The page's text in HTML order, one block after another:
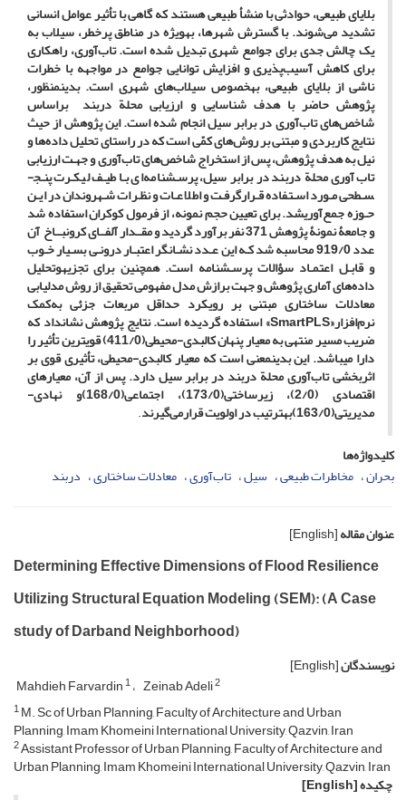
بلایای طبیعی، حوادثی با منشأ طبیعی هستند که گاهی با تأثیر عوامل انسانی
تشدید می‌شوند. با گسترش شهرها، به­ویژه در مناطق پرخطر، سیلاب به
یک چالش جدی برای جوامع شهری تبدیل شده است. تاب‌آوری، راهکاری
برای کاهش آسیب‌پذیری و افزایش توانایی جوامع در مواجهه با خطرات
ناشی از بلایای طبیعی، به­خصوص سیلاب‌های شهری است. بدین­منظور،
پژوهش حاضر با هدف شناسایی و ارزیابی محلة دربند براساس
شاخص‌های تاب‌آوری در برابر سیل انجام شده است.این پژوهش ازحیث
نتایج کاربردیو مبتنی بر روش‌های کمّی است که در راستای تحلیل داده‌ها و
نیل به ‌هدف پژوهش، پس از استخراج شاخص‌های تاب‌آوری وجهـت ارزیابی
تاب‌آوری محلة دربند در برابر سیل، پرسـش­نامه‌ای بـا طیـف لیکـرت پنـج­
سـطحی مـورد اسـتفاده قـرارگرفـت‌ و اطلاعـات و نظـرات شـهروندان در ایـن
حـوزه جمع‌آوری­شد. برای تعیین حجم نمونه، از فرمول کوکران استفاده شد
و جامعۀ نمونۀ پژوهش 371 نفر برآورد گردید ‌و مقــدار آلفــای کرونبــاخ آن
عدد 919/0 محاسبه شد کـه این عـدد نشـانگر اعتبـار درونـی بسـیار خـوب
و قابـل اعتمـاد سؤالات پرسـش­نامه است. همچنین برای تجزیه­وتحلیل
داده‌های آماری پژوهش وجهت برازش مدل مفهومی تحقیق از روش مدل­یابی
معادلات ساختاری مبتنی بر رویکرد حداقل مربعات جزئیبه‌کمک
نرم‌افزار«
SmartPLS
»استفاده گردیده است.نتایج پژوهش نشان­داد که
ضریب مسیر منتهی به معیار پنهان کالبدی-محیطی(411/0) قویترین تأثیر را
دارا می­باشد. این بدین­معنی است که معیار کالبدی-محیطی، تأثیری قوی بر
اثربخشی تاب‌آوری محلة دربند در برابر سیل‌ دارد. پس از آن، معیارهای
اقتصادی (2/0)، زیرساختی(173/0)، اجتماعی(168/0)و نهادی-
مدیریتی(163/0)به­ترتیب در اولویت قرارمی‌گیرند
.
کلیدواژه‌ها
بحران مخاطرات ‌طبیعی سیل تاب‌آوری معادلات ساختاری دربند
عنوان مقاله[English]
Determining Effective Dimensions of Flood Resilience
Utilizing Structural Equation Modeling (SEM): (A Case
study of Darband Neighborhood)
نویسندگان[English]
Mahdieh Farvardin1 Zeinab Adeli2
1M. Sc of Urban Planning, Faculty of Architecture and Urban
Planning, Imam Khomeini International University, Qazvin, Iran
2Assistant Professor of Urban Planning, Faculty of Architecture and
Urban Planning, Imam Khomeini International University, Qazvin, Iran
چکیده[English]